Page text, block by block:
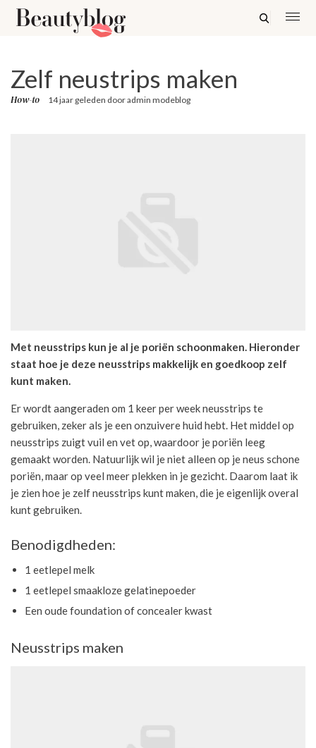
Zelf neustrips maken
How-to 14 jaar geleden dooradmin modeblog
Met neusstrips kun je al je poriën schoonmaken. Hieronder
staat hoe je deze neusstrips makkelijk en goedkoop zelf
kunt maken.
Er wordt aangeraden om 1 keer per week neusstrips te
gebruiken, zeker als je een onzuivere huid hebt. Het middel op
neusstrips zuigt vuil en vet op, waardoor je poriën leeg
gemaakt worden. Natuurlijk wil je niet alleen op je neus schone
poriën, maar op veel meer plekken in je gezicht. Daarom laat ik
je zien hoe je zelf neusstrips kunt maken, die je eigenlijk overal
kunt gebruiken.
Benodigdheden:
1 eetlepel melk
1 eetlepel smaakloze gelatinepoeder
Een oude foundation of concealer kwast
Neusstrips maken